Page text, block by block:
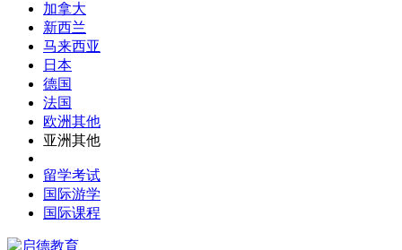
加拿大
新西兰
马来西亚
日本
德国
法国
欧洲其他
亚洲其他
留学考试
国际游学
国际课程